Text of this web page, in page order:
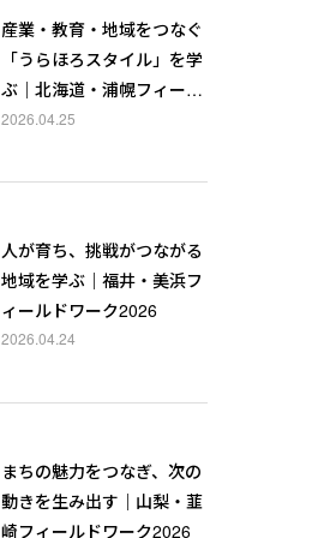
産業・教育・地域をつなぐ
「うらほろスタイル」を学
ぶ｜北海道・浦幌フィール
ドワーク2026
2026.04.25
人が育ち、挑戦がつながる
地域を学ぶ｜福井・美浜フ
ィールドワーク2026
2026.04.24
まちの魅力をつなぎ、次の
動きを生み出す｜山梨・韮
崎フィールドワーク2026